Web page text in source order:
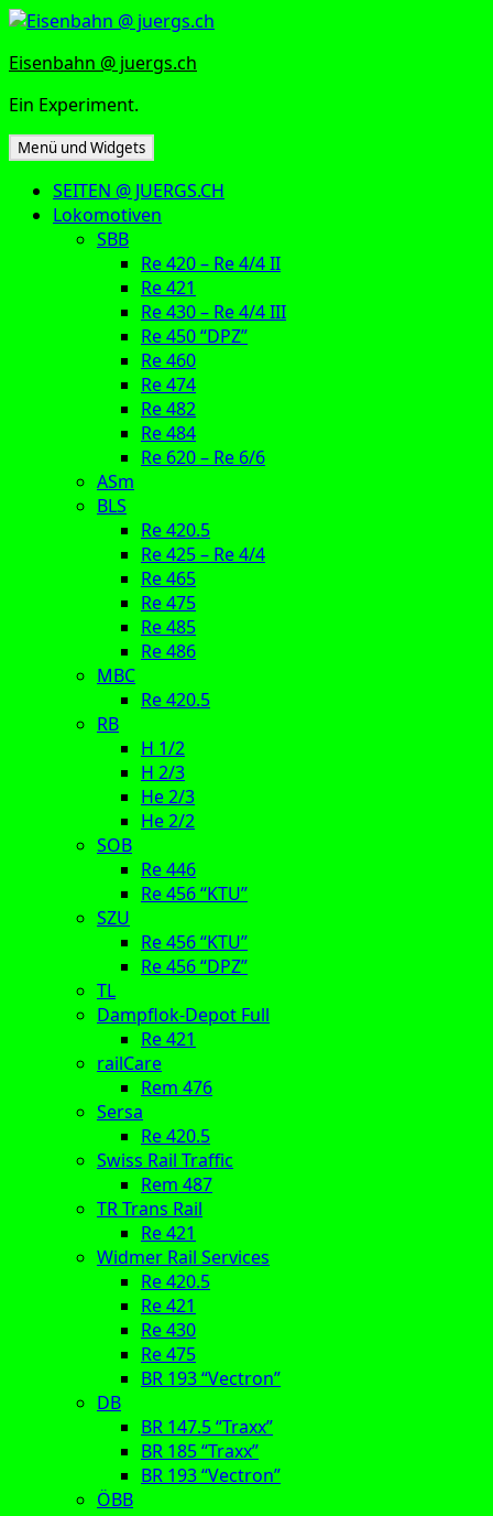
Zum
springen
Eisenbahn @ juergs.ch
Ein Experiment.
Menü und Widgets
SEITEN @ JUERGS.CH
Lokomotiven
SBB
Re 420 – Re 4/4 II
Re 421
Re 430 – Re 4/4 III
Re 450 “DPZ”
Re 460
Re 474
Re 482
Re 484
Re 620 – Re 6/6
ASm
BLS
Re 420.5
Re 425 – Re 4/4
Re 465
Re 475
Re 485
Re 486
MBC
Re 420.5
RB
H 1/2
H 2/3
He 2/3
He 2/2
SOB
Re 446
Re 456 “KTU”
SZU
Re 456 “KTU”
Re 456 “DPZ”
TL
Dampflok-Depot Full
Re 421
railCare
Rem 476
Sersa
Re 420.5
Swiss Rail Traffic
Rem 487
TR Trans Rail
Re 421
Widmer Rail Services
Re 420.5
Re 421
Re 430
Re 475
BR 193 “Vectron”
DB
BR 147.5 “Traxx”
BR 185 “Traxx”
BR 193 “Vectron”
ÖBB